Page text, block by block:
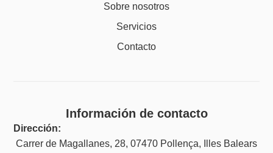
Sobre nosotros
Servicios
Contacto
Información de contacto
Dirección:
Carrer de Magallanes, 28, 07470 Pollença, Illes Balears